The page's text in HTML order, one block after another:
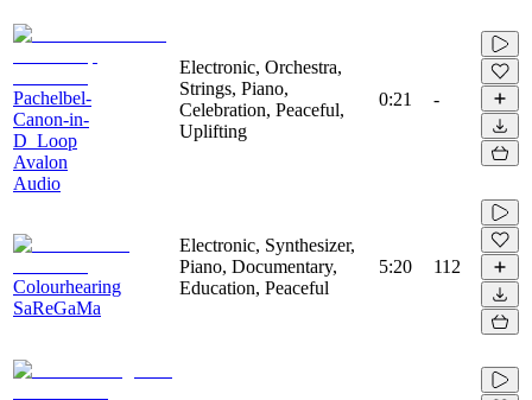
Pachelbel-
Canon-in-
D_Loop
Avalon
Audio
Electronic, Orchestra,
Strings, Piano,
Celebration, Peaceful,
Uplifting
0:21 -
Colourhearing
SaReGaMa
Electronic, Synthesizer,
Piano, Documentary,
Education, Peaceful
5:20 112